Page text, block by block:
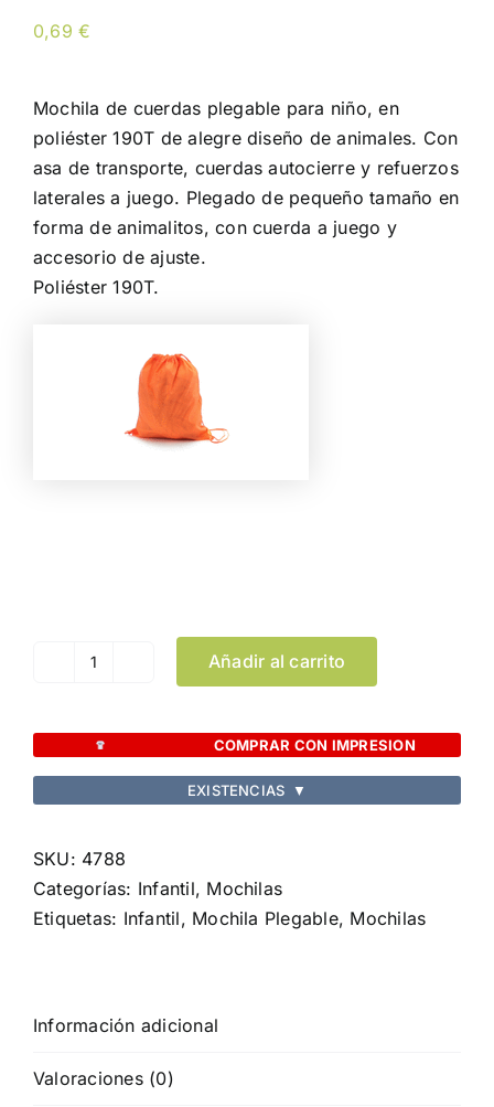
0,69€
Mochila de cuerdas plegable para niño, en
poliéster 190T de alegre diseño de animales. Con
asa de transporte, cuerdas autocierre y refuerzos
laterales a juego. Plegado de pequeño tamaño en
forma de animalitos, con cuerda a juego y
accesorio de ajuste.
Poliéster 190T.
Mochila
Kissa
cantidad
Añadir al carrito
COMPRAR CON IMPRESION
EXISTENCIAS ▼
SKU: 4788
Categorías: Infantil, Mochilas
Etiquetas: Infantil, Mochila Plegable, Mochilas
Información adicional
Valoraciones (0)